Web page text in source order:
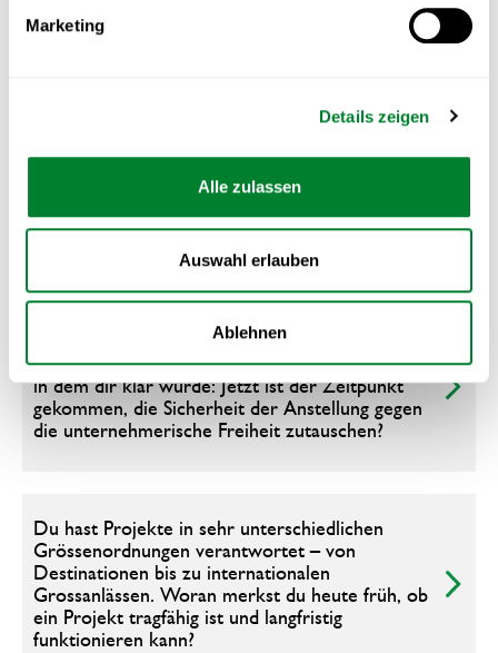
Marketing
Details zeigen
Alle zulassen
Auswahl erlauben
Ablehnen
Du hattest bereits einen EMBA in der Tasche.
Warum war der CAS Sportmanagement an der
Im CAS treffen Profisportler auf Manager und
Funktionäre. Gab es während deiner Zeit im
CAS einen Denkansatz oder eine Diskussion die
Im letzten Jahr hast du die ZIONIQ GmbH
gegründet. Gabes diesen einen „Aha-Moment“,
in dem dir klar wurde: Jetzt ist der Zeitpunkt
gekommen, die Sicherheit der Anstellung gegen
die unternehmerische Freiheit zutauschen?
Du hast Projekte in sehr unterschiedlichen
Grössenordnungen verantwortet – von
Destinationen bis zu internationalen
Grossanlässen. Woran merkst du heute früh, ob
ein Projekt tragfähig ist und langfristig
funktionieren kann?